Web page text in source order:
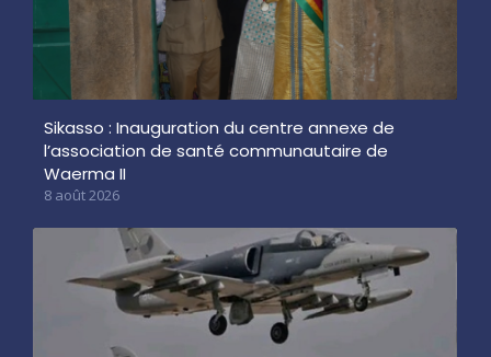
Sikasso : Inauguration du centre annexe de
l’association de santé communautaire de
Waerma II
8 août 2026